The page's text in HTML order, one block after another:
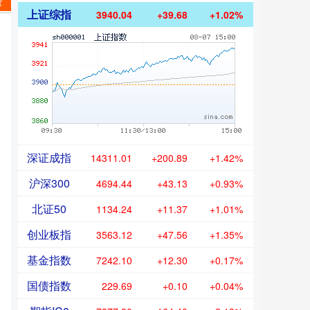
上证综指 3940.04 +39.68 +1.02%
深证成指 14311.01 +200.89 +1.42%
沪深300 4694.44 +43.13 +0.93%
北证50 1134.24 +11.37 +1.01%
创业板指 3563.12 +47.56 +1.35%
基金指数 7242.10 +12.30 +0.17%
国债指数 229.69 +0.10 +0.04%